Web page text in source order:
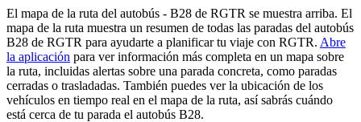
El mapa de la ruta del autobús - B28 de RGTR se muestra arriba. El
mapa de la ruta muestra un resumen de todas las paradas del autobús
B28 de RGTR para ayudarte a planificar tu viaje con RGTR. Abre
la aplicación para ver información más completa en un mapa sobre
la ruta, incluidas alertas sobre una parada concreta, como paradas
cerradas o trasladadas. También puedes ver la ubicación de los
vehículos en tiempo real en el mapa de la ruta, así sabrás cuándo
está cerca de tu parada el autobús B28.